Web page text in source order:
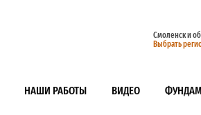
Смоленск и
Выбрать
НАШИ РАБОТЫ ВИДЕО